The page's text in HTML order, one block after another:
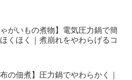
ゃがいもの煮物】電気圧力鍋で簡
くほく｜煮崩れをやわらげるコ
布の佃煮】圧力鍋でやわらかく｜